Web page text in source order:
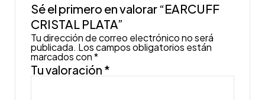
Sé el primero en valorar “EARCUFF
CRISTAL PLATA”
Tu dirección de correo electrónico no será
publicada. Los campos obligatorios están
marcados con*
Tu valoración *